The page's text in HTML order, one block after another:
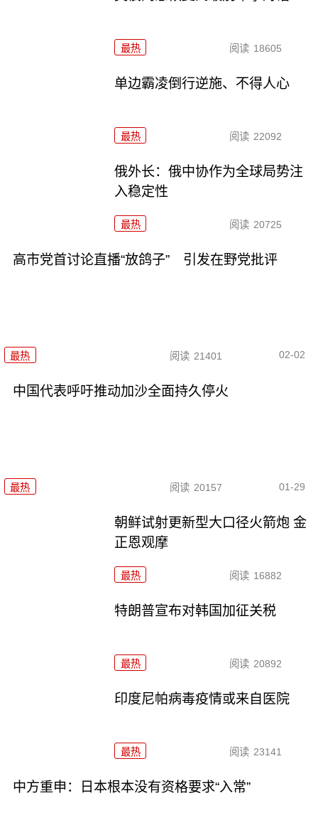
最热 阅读 18605
单边霸凌倒行逆施、不得人心
最热 阅读 22092
俄外长：俄中协作为全球局势注
入稳定性
最热 阅读 20725
高市党首讨论直播“放鸽子” 引发在野党批评
最热 阅读 21401 02-02
中国代表呼吁推动加沙全面持久停火
最热 阅读 20157 01-29
朝鲜试射更新型大口径火箭炮 金
正恩观摩
最热 阅读 16882
特朗普宣布对韩国加征关税
最热 阅读 20892
印度尼帕病毒疫情或来自医院
最热 阅读 23141
中方重申：日本根本没有资格要求“入常”